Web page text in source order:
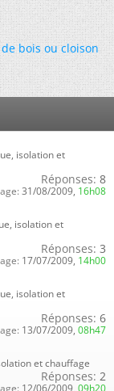
bois ou cloison
isolation et
Réponses: 8
31/08/2009, 16h08
isolation et
Réponses: 3
17/07/2009, 14h00
isolation et
Réponses: 6
13/07/2009, 08h47
et chauffage
Réponses: 2
12/06/2009, 09h20